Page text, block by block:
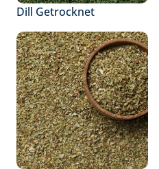
Dill Getrocknet